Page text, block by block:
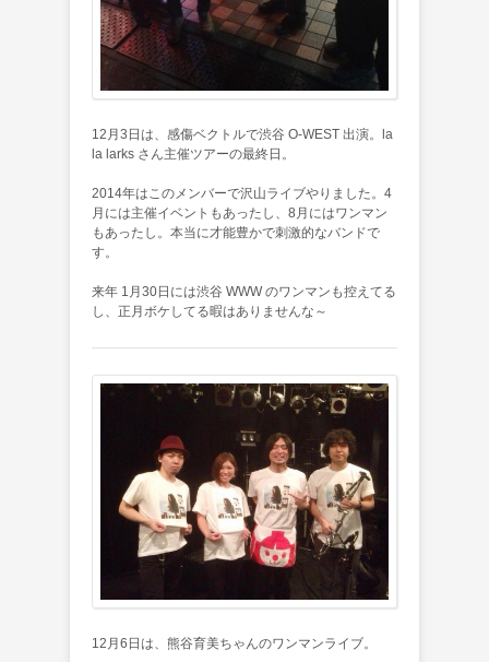
12月3日は、感傷ベクトルで渋谷 O-WEST 出演。la
la larks さん主催ツアーの最終日。
2014年はこのメンバーで沢山ライブやりました。4
月には主催イベントもあったし、8月にはワンマン
もあったし。本当に才能豊かで刺激的なバンドで
す。
来年 1月30日には渋谷 WWW のワンマンも控えてる
し、正月ボケしてる暇はありませんな～
12月6日は、熊谷育美ちゃんのワンマンライブ。